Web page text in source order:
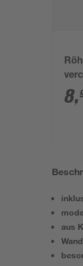
mm
8,
aus